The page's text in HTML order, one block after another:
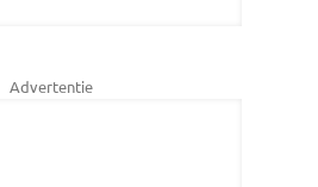
Advertentie